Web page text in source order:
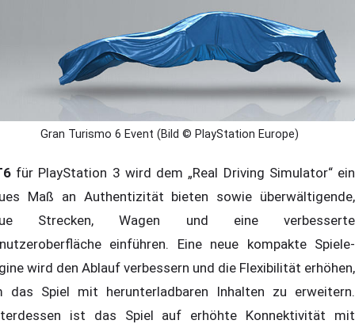
Gran Turismo 6 Event (Bild © PlayStation Europe)
für PlayStation 3 wird dem „Real Driving Simulator“ ein
Maß an Authentizität bieten sowie überwältigende,
Strecken, Wagen und eine verbesserte
einführen. Eine neue kompakte Spiele-
wird den Ablauf verbessern und die Flexibilität erhöhen,
das Spiel mit herunterladbaren Inhalten zu erweitern.
ist das Spiel auf erhöhte Konnektivität mit